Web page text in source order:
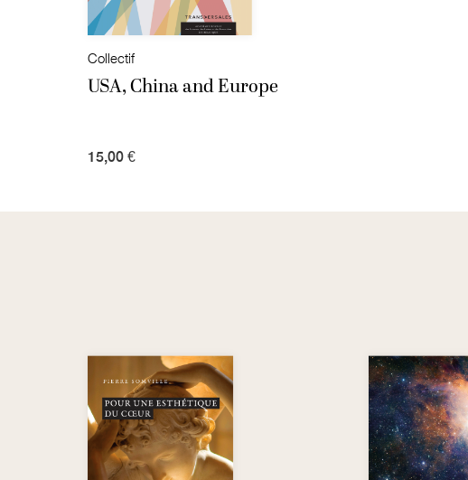
Collectif
USA, China and Europe
15,00 €